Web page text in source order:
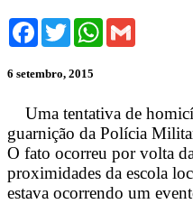
Facebook
TwitterWhatsApp
6 setembro, 2015
Uma tentativa de
guarnição da Polícia
O fato ocorreu por volta
proximidades da escola
estava ocorrendo um